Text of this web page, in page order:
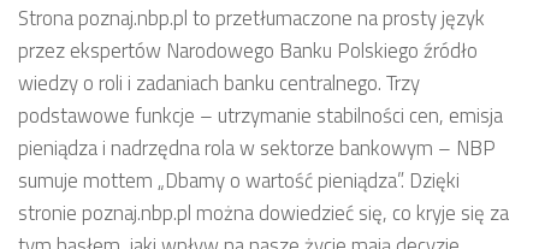
Strona poznaj.nbp.pl to przetłumaczone na prosty język
przez ekspertów Narodowego Banku Polskiego źródło
wiedzy o roli i zadaniach banku centralnego. Trzy
podstawowe funkcje – utrzymanie stabilności cen, emisja
pieniądza i nadrzędna rola w sektorze bankowym – NBP
sumuje mottem „Dbamy o wartość pieniądza”. Dzięki
stronie poznaj.nbp.pl można dowiedzieć się, co kryje się za